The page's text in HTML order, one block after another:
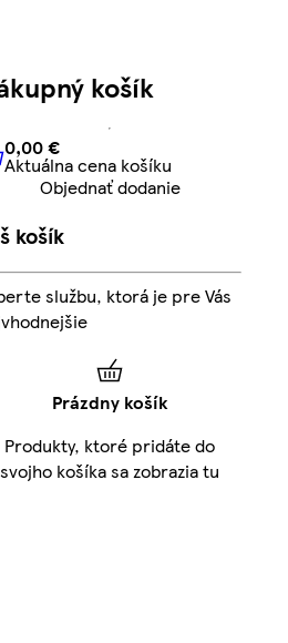
košík
0,00 € Aktuálna cena košíku
0,00 €
Aktuálna cena košíku
Objednať dodanie
košík
službu, ktorá je pre Vás
Prázdny košík
Produkty, ktoré pridáte do
svojho košíka sa zobrazia tu